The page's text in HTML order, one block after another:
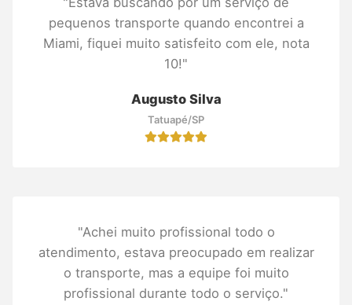
pequenos transporte quando encontrei a
Miami, fiquei muito satisfeito com ele, nota
10!"
Augusto Silva
Tatuapé/SP
"Achei muito profissional todo o
atendimento, estava preocupado em realizar
o transporte, mas a equipe foi muito
profissional durante todo o serviço."